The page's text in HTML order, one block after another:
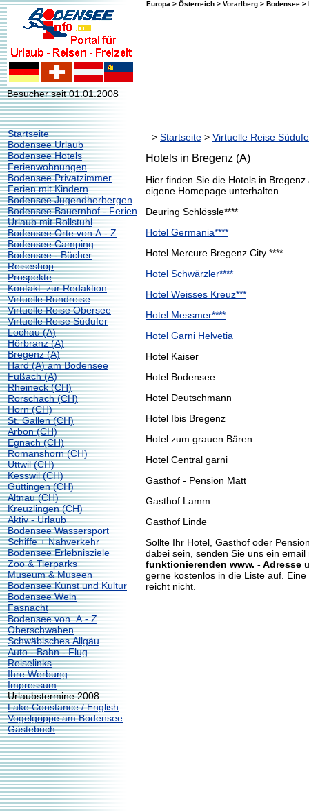
Besucher seit 01.01.2008
Startseite
Bodensee Urlaub
Bodensee Hotels
Ferienwohnungen
Bodensee Privatzimmer
Ferien mit Kindern
Bodensee Jugendherbergen
Bodensee Bauernhof - Ferien
Urlaub mit Rollstuhl
Bodensee Orte von A - Z
Bodensee Camping
Bodensee - Bücher
Reiseshop
Prospekte
Kontakt zur Redaktion
Virtuelle Rundreise
Virtuelle Reise Obersee
Virtuelle Reise Südufer
Lochau (A)
Hörbranz (A)
Bregenz (A)
Hard (A) am Bodensee
Fußach (A)
Rheineck (CH)
Rorschach (CH)
Horn (CH)
St. Gallen (CH)
Arbon (CH)
Egnach (CH)
Romanshorn (CH)
Uttwil (CH)
Kesswil (CH)
Güttingen (CH)
Altnau (CH)
Kreuzlingen (CH)
Aktiv - Urlaub
Bodensee Wassersport
Schiffe + Nahverkehr
Bodensee Erlebnisziele
Zoo & Tierparks
Museum & Museen
Bodensee Kunst und Kultur
Bodensee Wein
Fasnacht
Bodensee von A - Z
Oberschwaben
Schwäbisches Allgäu
Auto - Bahn - Flug
Reiselinks
Ihre Werbung
Impressum
Urlaubstermine 2008
Lake Constance / English
Vogelgrippe am Bodensee
Gästebuch
Europa > Österreich > Vorarlberg > Bodensee
> Startseite > Virtuelle Reise
Hotels in Bregenz (A)
Hier finden Sie die Hotels in
eigene Homepage unterhalten.
Deuring Schlössle****
Hotel Germania****
Hotel Mercure Bregenz City ****
Hotel Schwärzler****
Hotel Weisses Kreuz***
Hotel Messmer****
Hotel Garni Helvetia
Hotel Kaiser
Hotel Bodensee
Hotel Deutschmann
Hotel Ibis Bregenz
Hotel zum grauen Bären
Hotel Central garni
Gasthof - Pension Matt
Gasthof Lamm
Gasthof Linde
Sollte Ihr Hotel, Gasthof oder
dabei sein, senden Sie uns ein email
funktionierenden www. - Adresse
gerne kostenlos in die Liste auf.
reicht nicht.